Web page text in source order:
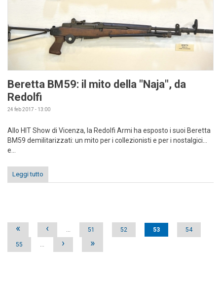
Beretta BM59: il mito della "Naja", da
Redolfi
24 feb 2017 - 13:00
Allo HIT Show di Vicenza, la Redolfi Armi ha esposto i suoi Beretta
BM59 demilitarizzati: un mito per i collezionisti e per i nostalgici...
e...
Leggi tutto
Pages
« ‹ … 51 52 53 54
55 … › »